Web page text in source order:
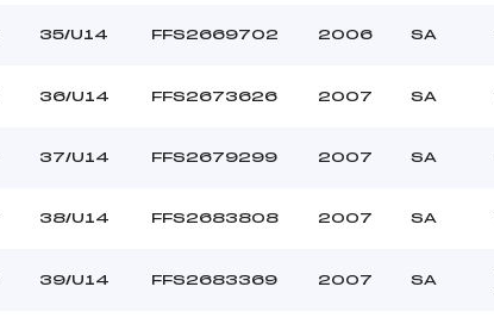
35/U14 FFS2669702 2006 SA
36/U14 FFS2673626 2007 SA
37/U14 FFS2679299 2007 SA
38/U14 FFS2683808 2007 SA
39/U14 FFS2683369 2007 SA